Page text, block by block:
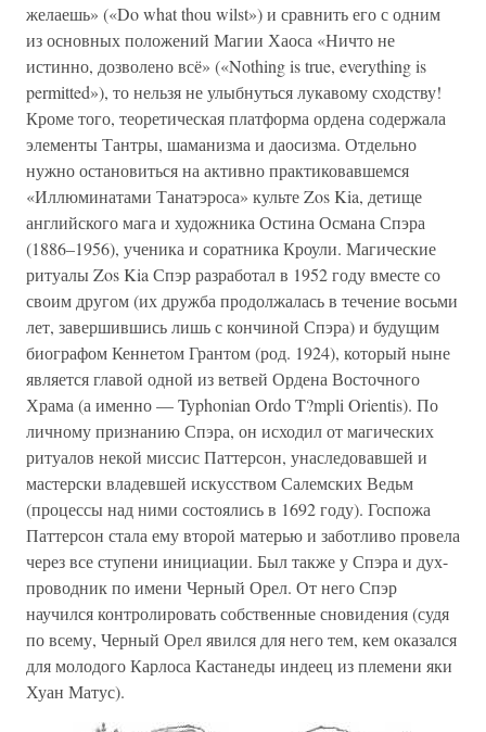
желаешь» («Do what thou wilst») и сравнить его с одним
из основных положений Магии Хаоса «Ничто не
истинно, дозволено всё» («Nothing is true, everything is
permitted»), то нельзя не улыбнуться лукавому сходству!
Кроме того, теоретическая платформа ордена содержала
элементы Тантры, шаманизма и даосизма. Отдельно
нужно остановиться на активно практиковавшемся
«Иллюминатами Танатэроса» культе Zos Kia, детище
английского мага и художника Остина Османа Спэра
(1886–1956), ученика и соратника Кроули. Магические
ритуалы Zos Kia Спэр разработал в 1952 году вместе со
своим другом (их дружба продолжалась в течение восьми
лет, завершившись лишь с кончиной Спэра) и будущим
биографом Кеннетом Грантом (род. 1924), который ныне
является главой одной из ветвей Ордена Восточного
Храма (а именно — Typhonian Ordo T?mpli Orientis). По
личному признанию Спэра, он исходил от магических
ритуалов некой миссис Паттерсон, унаследовавшей и
мастерски владевшей искусством Салемских Ведьм
(процессы над ними состоялись в 1692 году). Госпожа
Паттерсон стала ему второй матерью и заботливо провела
через все ступени инициации. Был также у Спэра и дух-
проводник по имени Черный Орел. От него Спэр
научился контролировать собственные сновидения (судя
по всему, Черный Орел явился для него тем, кем оказался
для молодого Карлоса Кастанеды индеец из племени яки
Хуан Матус).